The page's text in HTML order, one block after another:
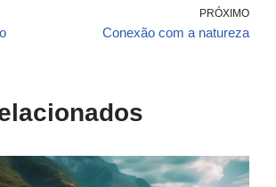
PRÓXIMO
Conexão com a natureza